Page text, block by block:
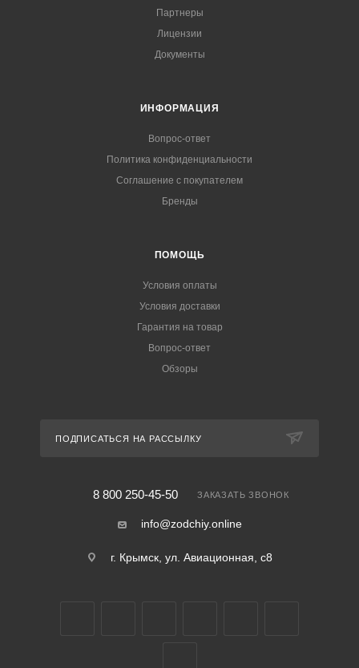
Партнеры
Лицензии
Документы
ИНФОРМАЦИЯ
Вопрос-ответ
Политика конфиденциальности
Соглашение с покупателем
Бренды
ПОМОЩЬ
Условия оплаты
Условия доставки
Гарантия на товар
Вопрос-ответ
Обзоры
ПОДПИСАТЬСЯ НА РАССЫЛКУ
8 800 250-45-50 ЗАКАЗАТЬ ЗВОНОК
info@zodchiy.online
г. Крымск, ул. Авиационная, с8